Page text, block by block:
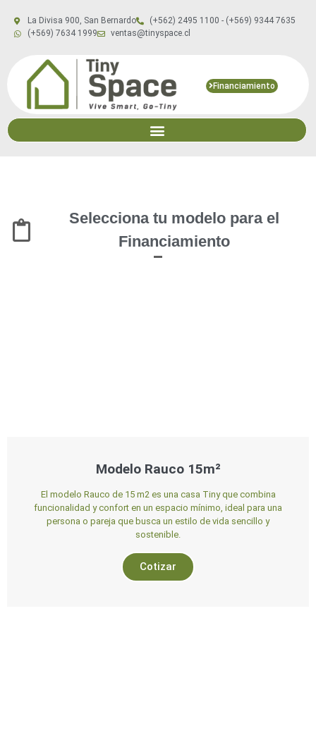
La Divisa 900, San Bernardo
(+562) 2495 1100 - (+569) 9344 7635
(+569) 7634 1999
ventas@tinyspace.cl
Financiamiento
Selecciona tu modelo para el
Financiamiento
Modelo Rauco 15m²
El modelo Rauco de 15 m2 es una casa Tiny que combina
funcionalidad y confort en un espacio mínimo, ideal para una
persona o pareja que busca un estilo de vida sencillo y
sostenible.
Cotizar